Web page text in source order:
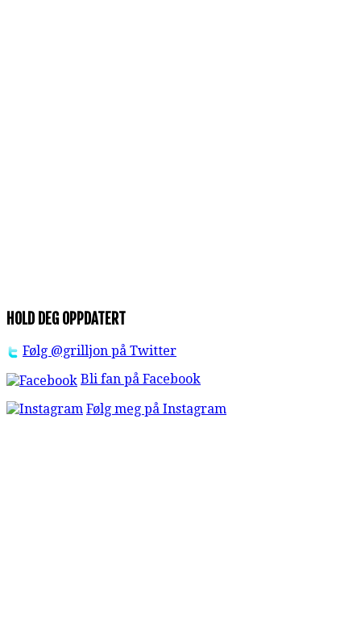
HOLD DEG OPPDATERT
Følg @grilljon på Twitter
Bli fan på Facebook
Følg meg på Instagram